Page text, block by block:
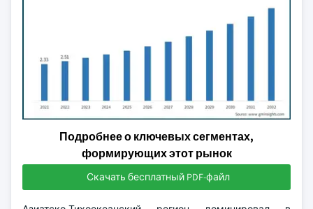
Подробнее о ключевых сегментах,
формирующих этот рынок
Скачать бесплатный PDF-файл